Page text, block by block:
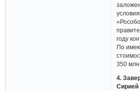
году
По
350 млн
4.
Сирией